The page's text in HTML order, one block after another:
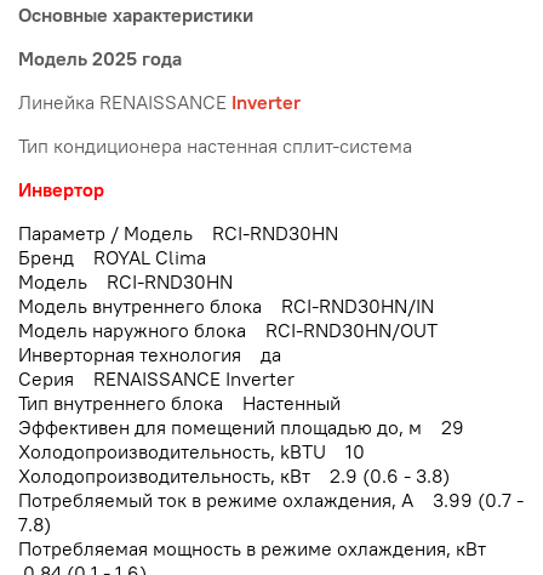
Основные характеристики
Модель 2025 года
Линейка RENAISSANCE Inverter
Тип кондиционера настенная сплит-система
Инвертор
Параметр / Модель RCI-RND30HN
Бренд ROYAL Clima
Модель RCI-RND30HN
Модель внутреннего блока RCI-RND30HN/IN
Модель наружного блока RCI-RND30HN/OUT
Инверторная технология да
Серия RENAISSANCE Inverter
Тип внутреннего блока Настенный
Эффективен для помещений площадью до, м 29
Холодопроизводительность, kBTU 10
Холодопроизводительность, кВт 2.9 (0.6 - 3.8)
Потребляемый ток в режиме охлаждения, A 3.99 (0.7 -
7.8)
Потребляемая мощность в режиме охлаждения, кВт